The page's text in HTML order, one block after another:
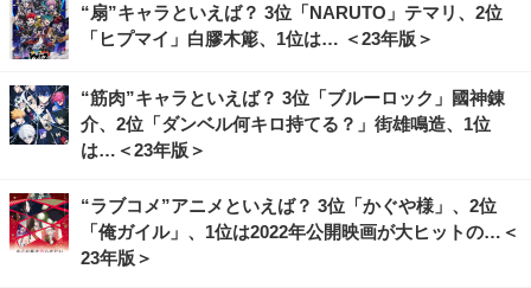
“扇”キャラといえば？ 3位「NARUTO」テマリ、2位
「ヒプマイ」白膠木簓、1位は… ＜23年版＞
“筋肉”キャラといえば？ 3位「ブルーロック」國神錬
介、2位「ダンベル何キロ持てる？」街雄鳴造、1位
は…＜23年版＞
“ラブコメ”アニメといえば？ 3位「かぐや様」、2位
「俺ガイル」、1位は2022年公開映画が大ヒットの…＜
23年版＞